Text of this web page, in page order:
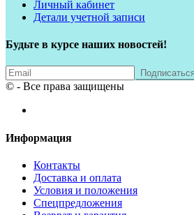
Личный кабинет
Детали учетной записи
Будьте в курсе наших новостей!
© - Все права защищены
Информация
Контакты
Доставка и оплата
Условия и положения
Спецпредложения